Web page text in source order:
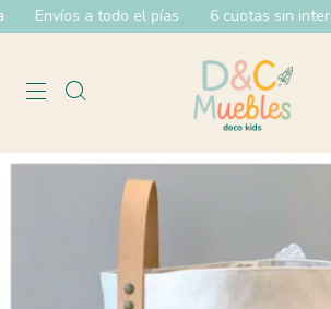
Envíos a todo el pías 6 cuotas sin interes